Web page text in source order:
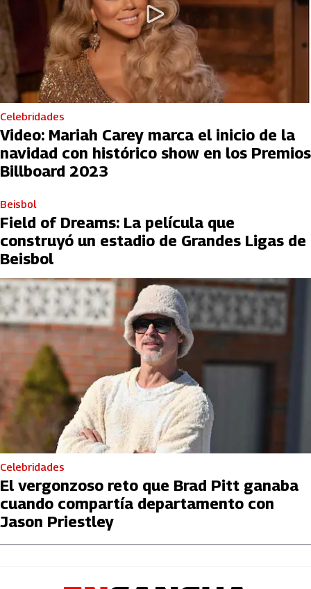
Celebridades
Video: Mariah Carey marca el inicio de la
navidad con histórico show en los Premios
Billboard 2023
Beisbol
Field of Dreams: La película que
construyó un estadio de Grandes Ligas de
Beisbol
Celebridades
El vergonzoso reto que Brad Pitt ganaba
cuando compartía departamento con
Jason Priestley